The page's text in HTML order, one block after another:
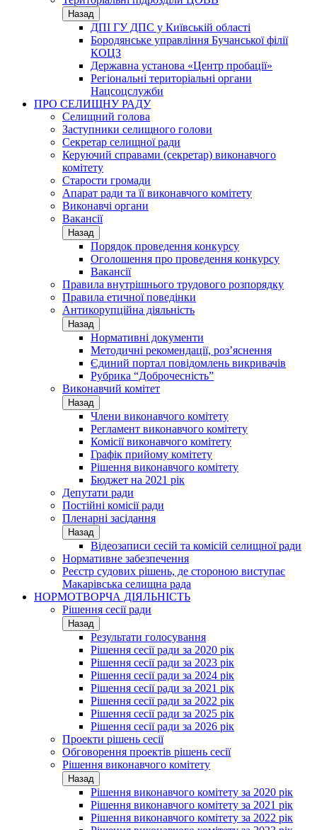
Назад
ДПІ ГУ ДПС у Київській області
Бородянське управління Бучанської філії
КОЦЗ
Державна установа «Центр пробації»
Регіональні територіальні органи
Нацсоцслужби
ПРО СЕЛИЩНУ РАДУ
Селищний голова
Заступники селищного голови
Секретар селищної ради
Керуючий справами (секретар) виконавчого
комітету
Старости громади
Апарат ради та її виконавчого комітету
Виконавчі органи
Вакансії
Назад
Порядок проведення конкурсу
Оголошення про проведення конкурсу
Вакансії
Правила внутрішнього трудового розпорядку
Правила етичної поведінки
Антикорупційна діяльність
Назад
Нормативні документи
Методичні рекомендації, роз’яснення
Єдиний портал повідомлень викривачів
Рубрика “Доброчесність”
Виконавчий комітет
Назад
Члени виконавчого комітету
Регламент виконавчого комітету
Комісії виконавчого комітету
Графік прийому комітету
Рішення виконавчого комітету
Бюджет на 2021 рік
Депутати ради
Постійні комісії ради
Пленарні засідання
Назад
Відеозаписи сесій та комісій селищної ради
Нормативне забезпечення
Реєстр судових рішень, де стороною виступає
Макарівська селищна рада
НОРМОТВОРЧА ДІЯЛЬНІСТЬ
Рішення сесії ради
Назад
Результати голосування
Рішення сесії ради за 2020 рік
Рішення сесії ради за 2023 рік
Рішення сесії ради за 2024 рік
Рішення сесії ради за 2021 рік
Рішення сесії ради за 2022 рік
Рішення сесії ради за 2025 рік
Рішення сесії ради за 2026 рік
Проекти рішень сесії
Обговорення проектів рішень сесії
Рішення виконавчого комітету
Назад
Рішення виконавчого комітету за 2020 рік
Рішення виконавчого комітету за 2021 рік
Рішення виконавчого комітету за 2022 рік